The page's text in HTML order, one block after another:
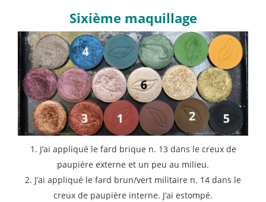
Sixième maquillage
1. J’ai appliqué le fard brique n. 13 dans le creux de
paupière externe et un peu au milieu.
2. J’ai appliqué le fard brun/vert militaire n. 14 dans le
creux de paupière interne. J’ai estompé.